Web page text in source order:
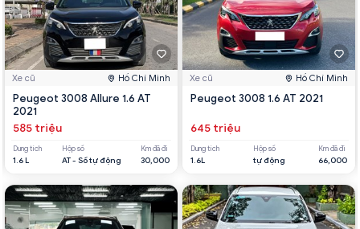
Xe cũ Hồ Chí Minh
Peugeot 3008 Allure 1.6 AT
2021
585 triệu
Dung tích
1.6 L
Hộp số
AT - Số tự động
Km đã đi
30,000
Xe cũ Hồ Chí Minh
Peugeot 3008 1.6 AT 2021
645 triệu
Dung tích
1.6L
Hộp số
tự động
Km đã đi
66,000